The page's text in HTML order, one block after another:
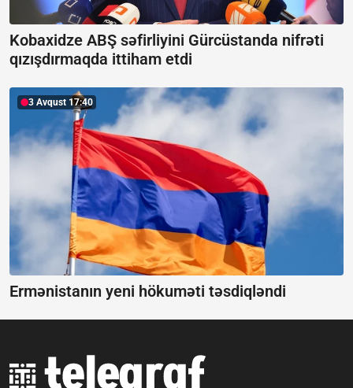
Kobaxidze ABŞ səfirliyini Gürcüstanda nifrəti
qızışdırmaqda ittiham etdi
3 Avqust 17:40
Ermənistanın yeni hökuməti təsdiqləndi